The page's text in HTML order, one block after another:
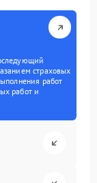
страховых
работ
работ и